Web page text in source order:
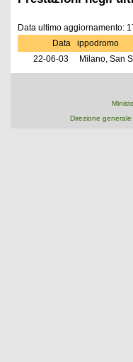
Data ultimo aggiornamento:
Data
ippodromo
22-06-03
Milano, San
Direzione